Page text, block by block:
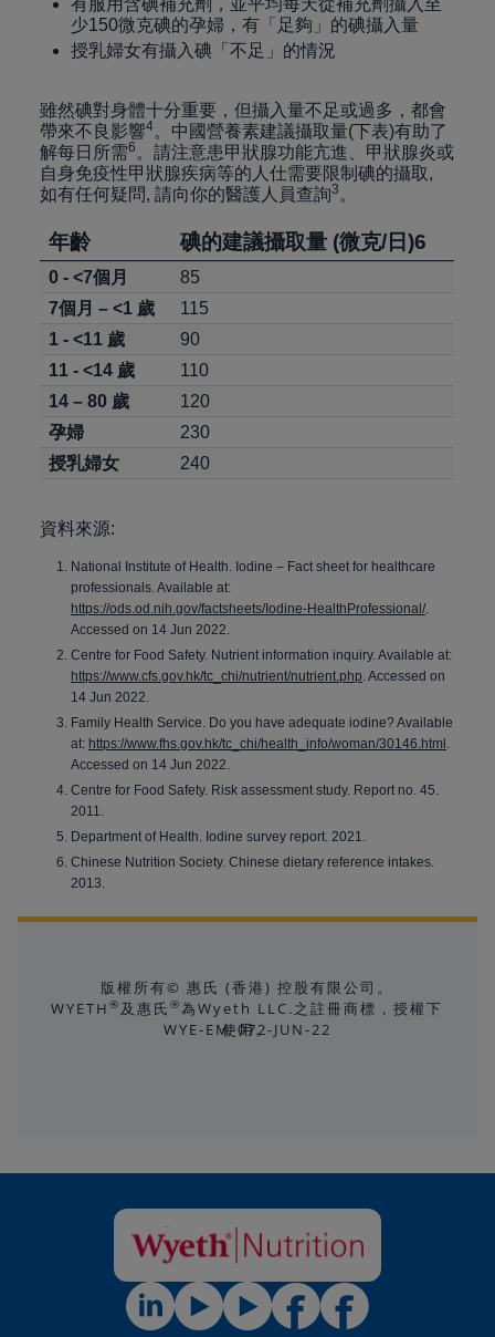
有服用含碘補充劑，並平均每天從補充劑攝入至
少150微克碘的孕婦，有「足夠」的碘攝入量
授乳婦女有攝入碘「不足」的情況
雖然碘對身體十分重要，但攝入量不足或過多，都會
帶來不良影響4。中國營養素建議攝取量(下表)有助了
解每日所需6 。請注意患甲狀腺功能亢進、甲狀腺炎或
自身免疫性甲狀腺疾病等的人仕需要限制碘的攝取,
如有任何疑問, 請向你的醫護人員查詢3 。
年齡 碘的建議攝取量 (微克/日)6
0 - <7個月
85
7個月 – <1 歲
115
1 - <11 歲
90
11 - <14 歲
110
14 – 80 歲
120
孕婦
230
授乳婦女
240
資料來源:
National Institute of Health. Iodine – Fact sheet for healthcare
professionals. Available at:
https://ods.od.nih.gov/factsheets/Iodine-HealthProfessional/.
Accessed on 14 Jun 2022.
Centre for Food Safety. Nutrient information inquiry. Available at:
https://www.cfs.gov.hk/tc_chi/nutrient/nutrient.php. Accessed on
14 Jun 2022.
Family Health Service. Do you have adequate iodine? Available
at: https://www.fhs.gov.hk/tc_chi/health_info/woman/30146.html .
Accessed on 14 Jun 2022.
Centre for Food Safety. Risk assessment study. Report no. 45.
2011.
Department of Health. Iodine survey report. 2021.
Chinese Nutrition Society. Chinese dietary reference intakes.
2013.
版權所有© 惠氏 (香港) 控股有限公司。
WYETH® 及惠氏®為Wyeth LLC.之註冊商標，授權下
使用。
WYE-EM-072-JUN-22